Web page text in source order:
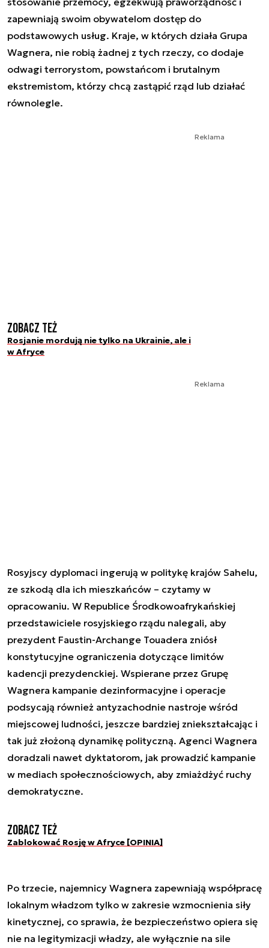
zapewniają swoim obywatelom dostęp do
podstawowych usług. Kraje, w których działa Grupa
Wagnera, nie robią żadnej z tych rzeczy, co dodaje
odwagi terrorystom, powstańcom i brutalnym
ekstremistom, którzy chcą zastąpić rząd lub działać
równolegle.
Reklama
Zobacz też
Rosjanie mordują nie tylko na Ukrainie, ale i
w Afryce
Reklama
Rosyjscy dyplomaci ingerują w politykę krajów Sahelu,
ze szkodą dla ich mieszkańców – czytamy w
opracowaniu. W Republice Środkowoafrykańskiej
przedstawiciele rosyjskiego rządu nalegali, aby
prezydent Faustin-Archange Touadera zniósł
konstytucyjne ograniczenia dotyczące limitów
kadencji prezydenckiej. Wspierane przez Grupę
Wagnera kampanie dezinformacyjne i operacje
podsycają również antyzachodnie nastroje wśród
miejscowej ludności, jeszcze bardziej zniekształcając i
tak już złożoną dynamikę polityczną. Agenci Wagnera
doradzali nawet dyktatorom, jak prowadzić kampanie
w mediach społecznościowych, aby zmiażdżyć ruchy
demokratyczne.
Zobacz też
Zablokować Rosję w Afryce [OPINIA]
Po trzecie, najemnicy Wagnera zapewniają współpracę
lokalnym władzom tylko w zakresie wzmocnienia siły
kinetycznej, co sprawia, że bezpieczeństwo opiera się
nie na legitymizacji władzy, ale wyłącznie na sile